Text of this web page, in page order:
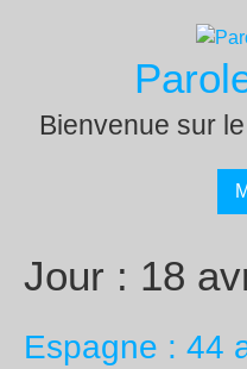
Bienvenue sur
Jour : 18
Espagne : 44